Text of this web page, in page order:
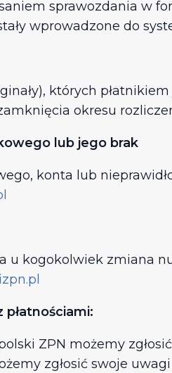
sprawozdania w
wprowadzone do
których
okresu
lub jego brak
konta lub
u kogokolwiek zmiana
płatnościami:
ZPN możemy
zgłosić swoje